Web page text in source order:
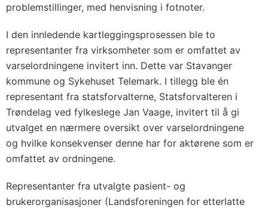
problemstillinger, med henvisning i fotnoter.
I den innledende kartleggingsprosessen ble to
representanter fra virksomheter som er omfattet av
varselordningene invitert inn. Dette var Stavanger
kommune og Sykehuset Telemark. I tillegg ble én
representant fra statsforvalterne, Statsforvalteren i
Trøndelag ved fylkeslege Jan Vaage, invitert til å gi
utvalget en nærmere oversikt over varselordningene
og hvilke konsekvenser denne har for aktørene som er
omfattet av ordningene.
Representanter fra utvalgte pasient- og
brukerorganisasjoner (Landsforeningen for etterlatte